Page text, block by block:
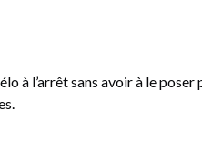
à l’arrêt sans avoir à le poser